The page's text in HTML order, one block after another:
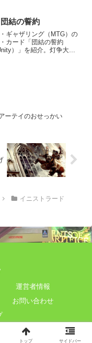
結の誓約
ギャザリング（MTG）の
カード「団結の誓約
）」を紹介。灯争大戦
ーテイのおせっかい
イニストラード
運営者情報
お問い合わせ
トップ サイドバー